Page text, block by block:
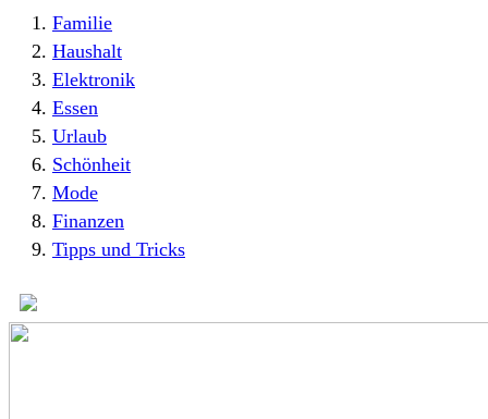
Familie
Haushalt
Elektronik
Essen
Urlaub
Schönheit
Mode
Finanzen
Tipps und Tricks